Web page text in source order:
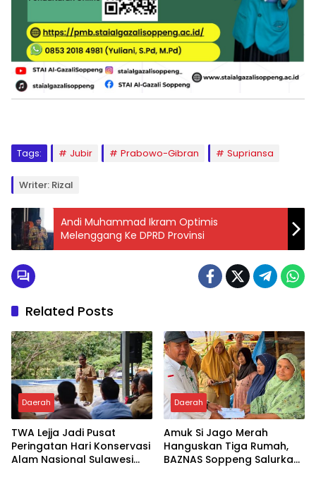
Tags: Jubir Prabowo-Gibran Supriansa
Writer: Rizal
Andi Muhammad Ikram Optimis
Melenggang Ke DPRD Provinsi
Related Posts
Daerah
TWA Lejja Jadi Pusat
Peringatan Hari Konservasi
Alam Nasional Sulawesi
Daerah
Amuk Si Jago Merah
Hanguskan Tiga Rumah,
BAZNAS Soppeng Salurkan